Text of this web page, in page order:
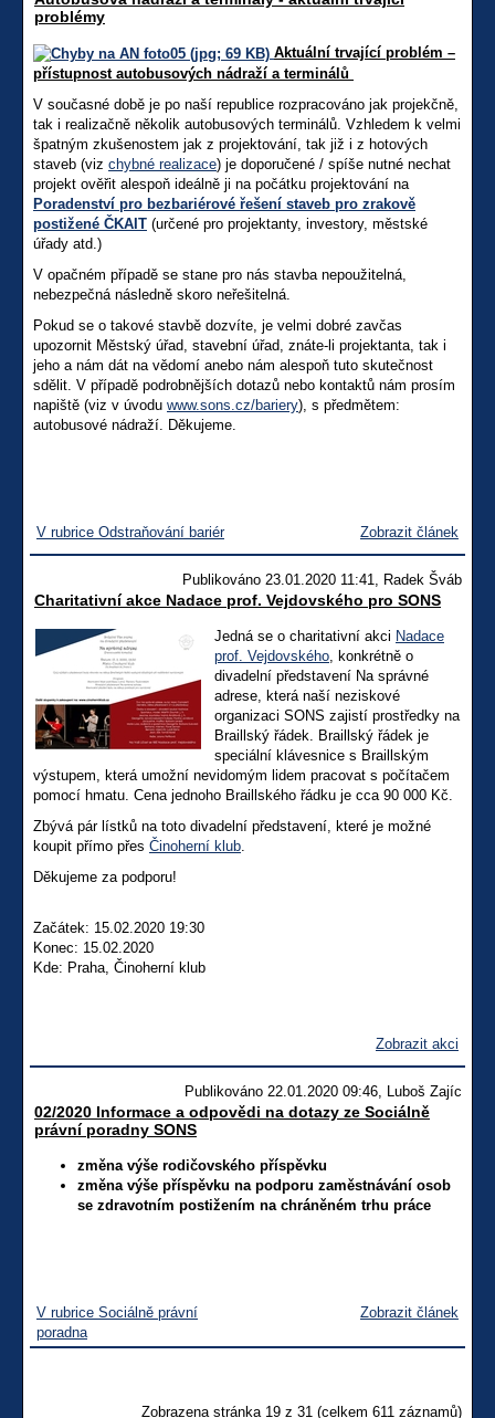
problémy
Aktuální trvající problém –
přístupnost autobusových nádraží a terminálů
V současné době je po naší republice rozpracováno jak projekčně,
tak i realizačně několik autobusových terminálů. Vzhledem k velmi
špatným zkušenostem jak z projektování, tak již i z hotových
staveb (viz chybné realizace) je doporučené / spíše nutné nechat
projekt ověřit alespoň ideálně ji na počátku projektování na
Poradenství pro bezbariérové řešení staveb pro zrakově
postižené ČKAIT (určené pro projektanty, investory, městské
úřady atd.)
V opačném případě se stane pro nás stavba nepoužitelná,
nebezpečná následně skoro neřešitelná.
Pokud se o takové stavbě dozvíte, je velmi dobré zavčas
upozornit Městský úřad, stavební úřad, znáte-li projektanta, tak i
jeho a nám dát na vědomí anebo nám alespoň tuto skutečnost
sdělit. V případě podrobnějších dotazů nebo kontaktů nám prosím
napiště (viz v úvodu www.sons.cz/bariery), s předmětem:
autobusové nádraží. Děkujeme.
V rubrice Odstraňování bariér Zobrazit článek
Publikováno 23.01.2020 11:41, Radek Šváb
Charitativní akce Nadace prof. Vejdovského pro SONS
Jedná se o charitativní akci Nadace
prof. Vejdovského , konkrétně o
divadelní představení Na správné
adrese, která naší neziskové
organizaci SONS zajistí prostředky na
Braillský řádek. Braillský řádek je
speciální klávesnice s Braillským
výstupem, která umožní nevidomým lidem pracovat s počítačem
pomocí hmatu. Cena jednoho Braillského řádku je cca 90 000 Kč.
Zbývá pár lístků na toto divadelní představení, které je možné
koupit přímo přes Činoherní klub
Děkujeme za podporu!
Začátek: 15.02.2020 19:30
Konec: 15.02.2020
Kde: Praha, Činoherní klub
Zobrazit akci
Publikováno 22.01.2020 09:46, Luboš Zajíc
02/2020 Informace a odpovědi na dotazy ze Sociálně
právní poradny SONS
změna výše rodičovského příspěvku
změna výše příspěvku na podporu zaměstnávání osob
se zdravotním postižením na chráněném trhu práce
V rubrice Sociálně právní
poradna
Zobrazit článek
Zobrazena stránka 19 z 31 (celkem 611 záznamů)